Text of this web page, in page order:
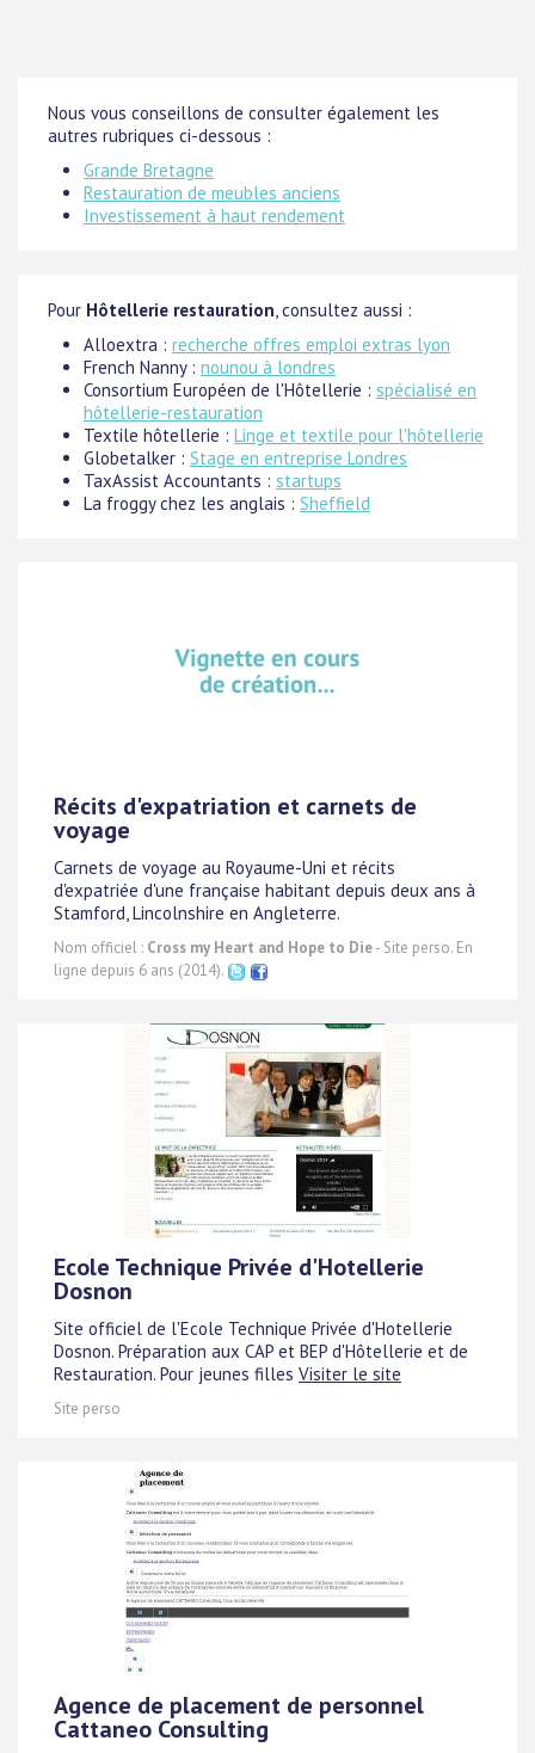
Nous vous conseillons de consulter également les
autres rubriques ci-dessous :
Grande Bretagne
Restauration de meubles anciens
Investissement à haut rendement
Pour Hôtellerie restauration , consultez aussi :
Alloextra : recherche offres emploi extras lyon
French Nanny : nounou à londres
Consortium Européen de l'Hôtellerie : spécialisé en
hôtellerie-restauration
Textile hôtellerie : Linge et textile pour l'hôtellerie
Globetalker : Stage en entreprise Londres
TaxAssist Accountants : startups
La froggy chez les anglais : Sheffield
Récits d'expatriation et carnets de
voyage
Carnets de voyage au Royaume-Uni et récits
d'expatriée d'une française habitant depuis deux ans à
Stamford, Lincolnshire en Angleterre.
Nom officiel : Cross my Heart and Hope to Die- Site perso. En
ligne depuis 6 ans (2014).
Ecole Technique Privée d'Hotellerie
Dosnon
Site officiel de l'Ecole Technique Privée d'Hotellerie
Dosnon. Préparation aux CAP et BEP d'Hôtellerie et de
Restauration. Pour jeunes filles Visiter le site
Site perso
Agence de placement de personnel
Cattaneo Consulting